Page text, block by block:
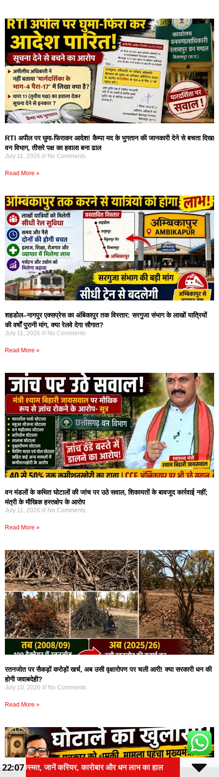
RTI अपील पर घुमा-फिराकर आदेश! कैम्पा मद के भुगतान की जानकारी देने से बचता दिखा
वन विभाग, तीसरे पक्ष का हवाला बना ढाल
July 11, 2026 No Comments
Read More »
शहडोल–नागपुर एक्सप्रेस का अंबिकापुर तक विस्तार: सरगुजा संभाग के लाखों यात्रियों
की वर्षों पुरानी मांग, क्या रेलवे देगा सौगात?
July 11, 2026 No Comments
Read More »
वन मंडलों के कथित घोटालों की जांच पर उठे सवाल, शिकायतों के बावजूद कार्रवाई नहीं;
मंत्री के मौखिक हस्तक्षेप के आरोप
July 11, 2026 No Comments
Read More »
रतनजोत पर सैकड़ों करोड़ों खर्च, अब उसी वृक्षारोपण पर चली आरी! क्या सरकारी धन की
होगी जवाबदेही?
July 10, 2026 No Comments
Read More »
का हाल तीन वर्षीय रोलिंग बजट पर होगा फोकस
22:07